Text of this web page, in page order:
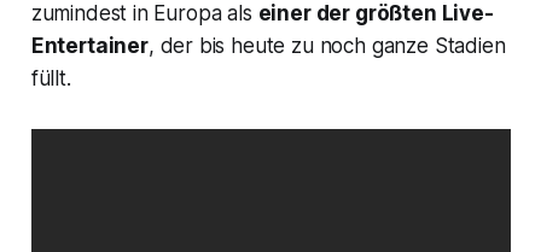
zumindest in Europa als einer der größten Live-
Entertainer, der bis heute zu noch ganze Stadien
füllt.